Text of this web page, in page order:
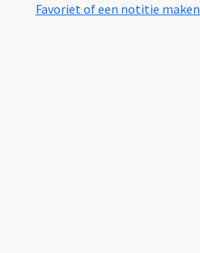
Favoriet of een notitie maken